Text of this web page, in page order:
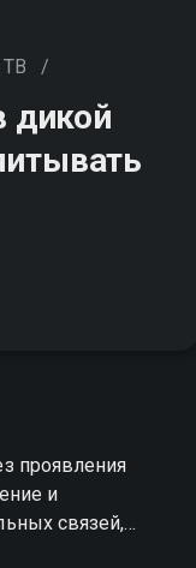
/
дикой
проявления
и
связей,